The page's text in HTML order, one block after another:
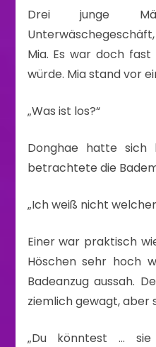
Drei junge
Mia. Es war doch
würde. Mia stand vor
„Was ist los?“
Donghae hatte
betrachtete die
„Ich weiß nicht
Einer war praktisch
Höschen sehr hoch
Badeanzug aussah.
ziemlich gewagt, aber
„Du könntest …